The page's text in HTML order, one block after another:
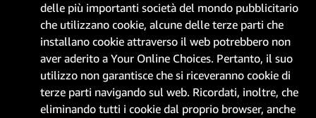
delle più importanti società del mondo pubblicitario
che utilizzano cookie, alcune delle terze parti che
installano cookie attraverso il web potrebbero non
aver aderito a Your Online Choices. Pertanto, il suo
utilizzo non garantisce che si riceveranno cookie di
terze parti navigando sul web. Ricordati, inoltre, che
eliminando tutti i cookie dal proprio browser, anche